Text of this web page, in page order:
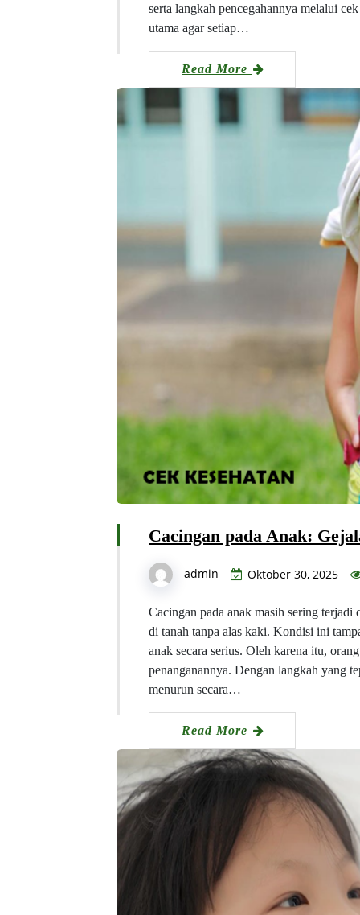
serta langkah pencegahannya melalui
utama agar setiap…
Read More
Cacingan pada Anak:
admin Oktober 30, 2025
Cacingan pada anak masih sering terjadi
di tanah tanpa alas kaki. Kondisi ini
anak secara serius. Oleh karena itu,
penanganannya. Dengan langkah yang
menurun secara…
Read More